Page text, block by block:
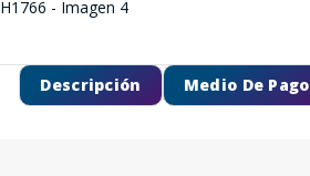
Descripción Medio De Pago